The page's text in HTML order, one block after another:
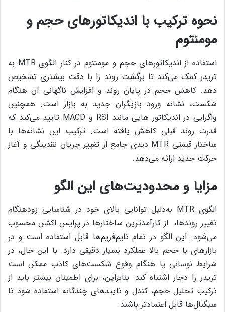
نحوه ترکیب با اندیکاتورهای حجم و
مومنتوم
استفاده از اندیکاتورهای حجم و مومنتوم در کنار الگوی MTR به
تریدر کمک می‌کند تا برگشت روند را با دقت بیشتری تشخیص
دهد. کاهش حجم در پایان روند و افزایش ناگهانی آن هنگام
شکست، نشانه ورود بازیگران جدید به بازار است. همچنین
واگرایی در اندیکاتور هایی مانند RSI و MACD تایید می‌کند که
قدرت روند قبلی کاهش یافته است. ترکیب این نشانه‌ها با
ساختار قیمتی MTR دیدی جامع از تغییر جریان نقدینگی و آغاز
حرکت جدید ارائه می‌دهد.
مزایا و محدودیت‌های این الگو
الگوی MTR به‌دلیل توانایی بالای خود در شناسایی زودهنگام
تغییر روندها، از کارآمدترین ساختارها در پرایس اکشن محسوب
می‌شود. این الگو در تمام تایم‌فریم‌ها قابل استفاده است و در
بازارهای با حجم بالا عملکرد بسیار دقیقی دارد. با این حال، در
شرایط نوسانی یا هنگام وقوع شکست‌های کاذب ممکن است
تریدر را دچار اشتباه کند. بنابراین، برای اطمینان بیشتر باید از
ترکیب تحلیل حجم، کندل و تاییدهای چندگانه استفاده شود تا
سیگنال‌ها قابل اعتمادتر باشند.